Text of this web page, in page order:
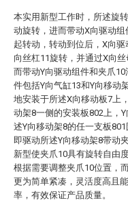
本实用新型工作时，所述旋
动旋转，进而带动X向驱动
起转动，转动到位后，X向
向丝杠11旋转，并通过X向
而带动Y向驱动组件和夹爪
件包括Y向气缸13和Y向移动
地安装于所述X向移动板7上
动架8一侧的安装板802上，
述Y向移动架8的任一支板
即驱动所述Y向移动架8带动
新型使夹爪10具有旋转自由
根据需要调整夹爪10位置，
更为简单紧凑，灵活度高且
率，有效保证产品质量。